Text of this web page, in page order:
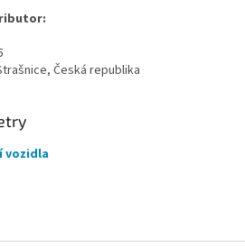
Česká republika
vozidla